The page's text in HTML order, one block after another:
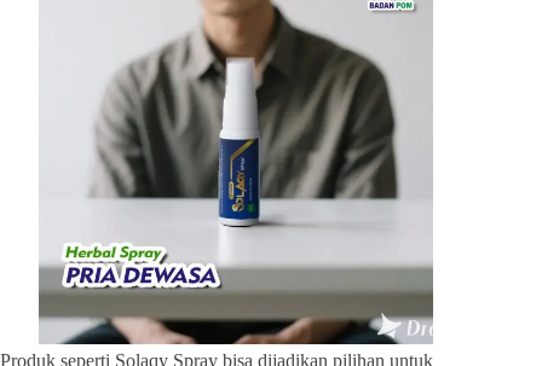
Produk seperti Solaqy Spray bisa dijadikan pilihan untuk